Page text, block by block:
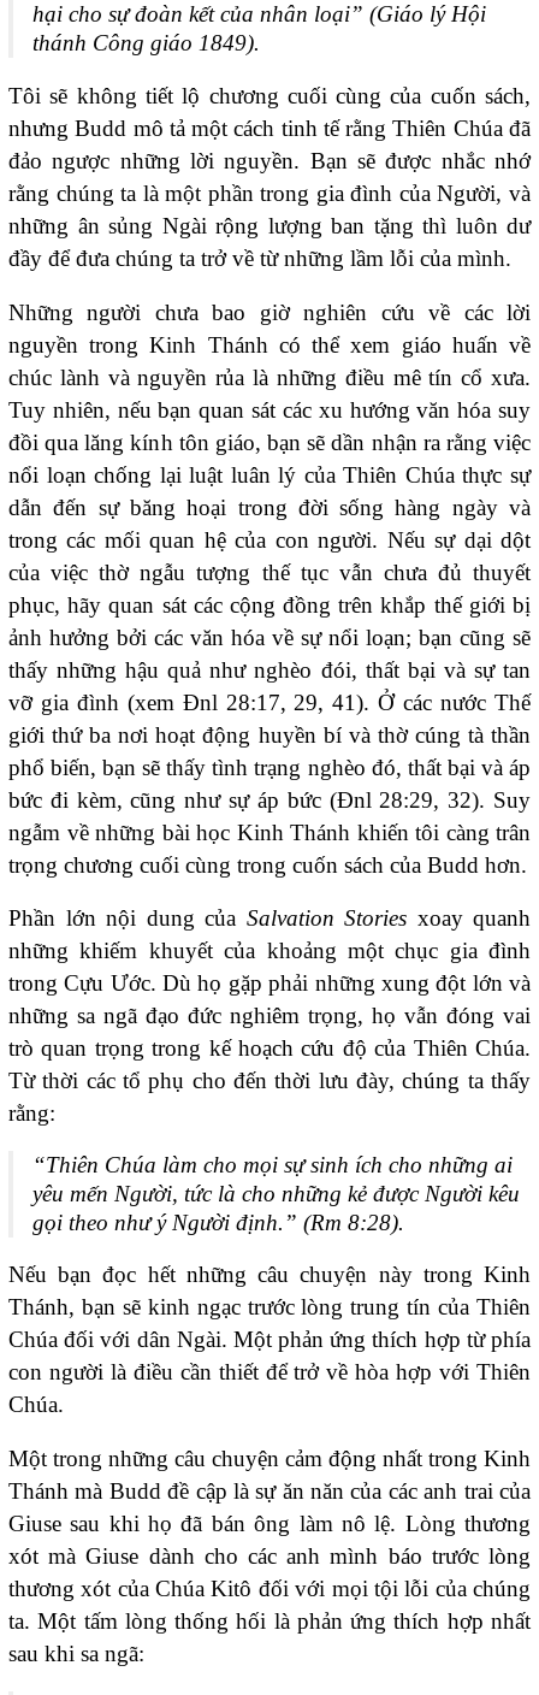
hại cho sự đoàn kết của nhân loại” (Giáo lý Hội
thánh Công giáo 1849).
Tôi sẽ không tiết lộ chương cuối cùng của cuốn sách,
nhưng Budd mô tả một cách tinh tế rằng Thiên Chúa đã
đảo ngược những lời nguyền. Bạn sẽ được nhắc nhớ
rằng chúng ta là một phần trong gia đình của Người, và
những ân sủng Ngài rộng lượng ban tặng thì luôn dư
đầy để đưa chúng ta trở về từ những lầm lỗi của mình.
Những người chưa bao giờ nghiên cứu về các lời
nguyền trong Kinh Thánh có thể xem giáo huấn về
chúc lành và nguyền rủa là những điều mê tín cổ xưa.
Tuy nhiên, nếu bạn quan sát các xu hướng văn hóa suy
đồi qua lăng kính tôn giáo, bạn sẽ dần nhận ra rằng việc
nổi loạn chống lại luật luân lý của Thiên Chúa thực sự
dẫn đến sự băng hoại trong đời sống hàng ngày và
trong các mối quan hệ của con người. Nếu sự dại dột
của việc thờ ngẫu tượng thế tục vẫn chưa đủ thuyết
phục, hãy quan sát các cộng đồng trên khắp thế giới bị
ảnh hưởng bởi các văn hóa về sự nổi loạn; bạn cũng sẽ
thấy những hậu quả như nghèo đói, thất bại và sự tan
vỡ gia đình (xem Đnl 28:17, 29, 41). Ở các nước Thế
giới thứ ba nơi hoạt động huyền bí và thờ cúng tà thần
phổ biến, bạn sẽ thấy tình trạng nghèo đó, thất bại và áp
bức đi kèm, cũng như sự áp bức (Đnl 28:29, 32). Suy
ngẫm về những bài học Kinh Thánh khiến tôi càng trân
trọng chương cuối cùng trong cuốn sách của Budd hơn.
Phần lớn nội dung của Salvation Stories xoay quanh
những khiếm khuyết của khoảng một chục gia đình
trong Cựu Ước. Dù họ gặp phải những xung đột lớn và
những sa ngã đạo đức nghiêm trọng, họ vẫn đóng vai
trò quan trọng trong kế hoạch cứu độ của Thiên Chúa.
Từ thời các tổ phụ cho đến thời lưu đày, chúng ta thấy
rằng:
“Thiên Chúa làm cho mọi sự sinh ích cho những ai
yêu mến Người, tức là cho những kẻ được Người kêu
gọi theo như ý Người định.” (Rm 8:28).
Nếu bạn đọc hết những câu chuyện này trong Kinh
Thánh, bạn sẽ kinh ngạc trước lòng trung tín của Thiên
Chúa đối với dân Ngài. Một phản ứng thích hợp từ phía
con người là điều cần thiết để trở về hòa hợp với Thiên
Chúa.
Một trong những câu chuyện cảm động nhất trong Kinh
Thánh mà Budd đề cập là sự ăn năn của các anh trai của
Giuse sau khi họ đã bán ông làm nô lệ. Lòng thương
xót mà Giuse dành cho các anh mình báo trước lòng
thương xót của Chúa Kitô đối với mọi tội lỗi của chúng
ta. Một tấm lòng thống hối là phản ứng thích hợp nhất
sau khi sa ngã: